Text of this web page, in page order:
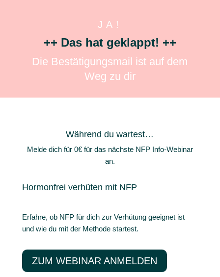
JA!
++ Das hat geklappt! ++
Die Bestätigungsmail ist auf dem
Weg zu dir
Während du wartest…
Melde dich für 0€ für das nächste NFP Info-Webinar
an.
Hormonfrei verhüten mit NFP
Erfahre, ob NFP für dich zur Verhütung geeignet ist
und wie du mit der Methode startest.
ZUM WEBINAR ANMELDEN